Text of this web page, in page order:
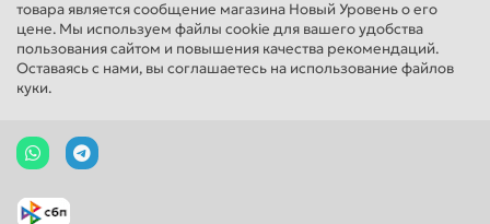
товара является сообщение магазина Новый Уровень о его
цене. Мы используем файлы cookie для вашего удобства
пользования сайтом и повышения качества рекомендаций.
Оставаясь с нами, вы соглашаетесь на использование файлов
куки.